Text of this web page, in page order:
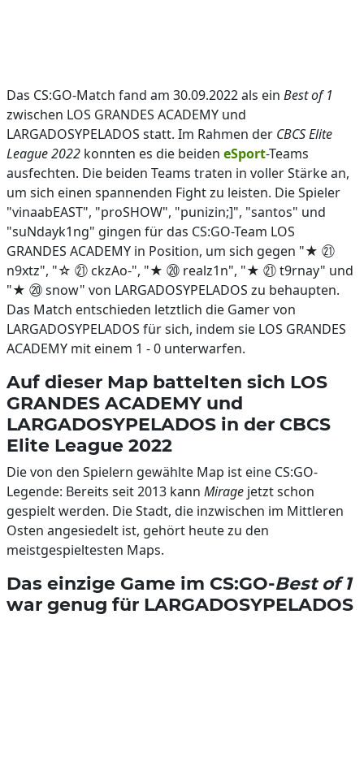
Das CS:GO-Match fand am 30.09.2022 als ein Best of 1
zwischen LOS GRANDES ACADEMY und
LARGADOSYPELADOS statt. Im Rahmen der CBCS Elite
League 2022 konnten es die beiden eSport-Teams
ausfechten. Die beiden Teams traten in voller Stärke an,
um sich einen spannenden Fight zu leisten. Die Spieler
"vinaabEAST", "proSHOW", "punizin;]", "santos" und
"suNdayk1ng" gingen für das CS:GO-Team LOS
GRANDES ACADEMY in Position, um sich gegen "★ ㉑
n9xtz", "☆ ㉑ ckzAo-", "★ ⑳ realz1n", "★ ㉑ t9rnay" und
"★ ⑳ snow" von LARGADOSYPELADOS zu behaupten.
Das Match entschieden letztlich die Gamer von
LARGADOSYPELADOS für sich, indem sie LOS GRANDES
ACADEMY mit einem 1 - 0 unterwarfen.
Auf dieser Map battelten sich LOS
GRANDES ACADEMY und
LARGADOSYPELADOS in der CBCS
Elite League 2022
Die von den Spielern gewählte Map ist eine CS:GO-
Legende: Bereits seit 2013 kann Mirage jetzt schon
gespielt werden. Die Stadt, die inzwischen im Mittleren
Osten angesiedelt ist, gehört heute zu den
meistgespieltesten Maps.
Das einzige Game im CS:GO-Best of 1
war genug für LARGADOSYPELADOS